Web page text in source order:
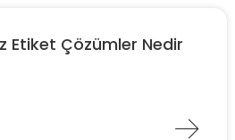
Etiket Çözümler Nedir